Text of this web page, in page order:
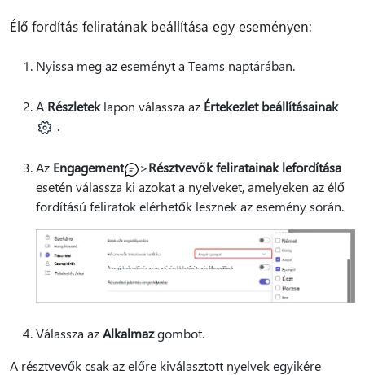
Élő fordítás feliratának beállítása egy eseményen:
Nyissa meg az eseményt a Teams naptárában.
A Részleteklapon válassza az Értekezlet beállításainak
.
Az Engagement >Résztvevők feliratainak lefordítása
esetén válassza ki azokat a nyelveket, amelyeken az élő
fordítású feliratok elérhetők lesznek az esemény során.
Válassza azAlkalmazgombot.
A résztvevők csak az előre kiválasztott nyelvek egyikére